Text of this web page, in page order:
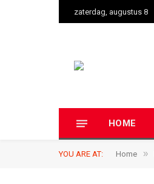
zaterdag, augustus 8
HOME
YOU ARE AT: Home »